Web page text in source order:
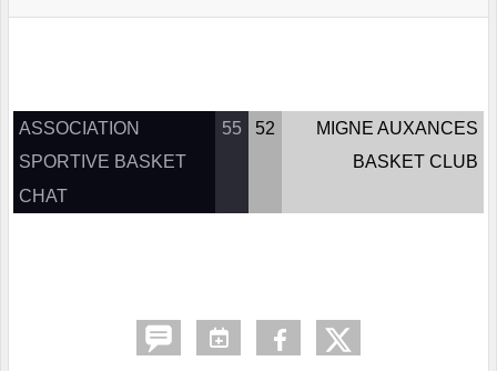
ASSOCIATION
SPORTIVE BASKET
CHAT
55 52
MIGNE AUXANCES
BASKET CLUB